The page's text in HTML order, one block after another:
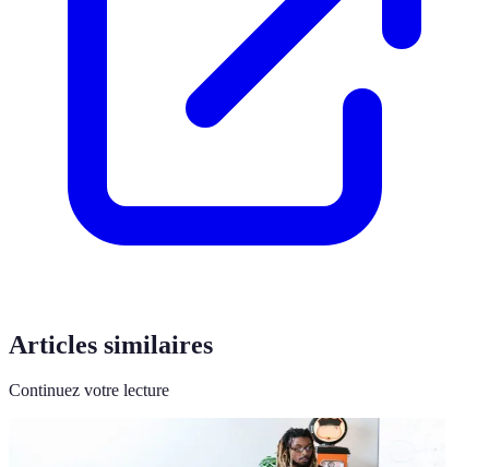
Articles similaires
Continuez votre lecture